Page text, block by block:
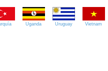
Uganda Uruguay Vietnam